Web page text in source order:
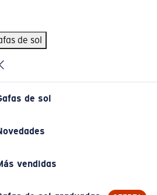
de sol
de sol
vendidas
Pack
sol